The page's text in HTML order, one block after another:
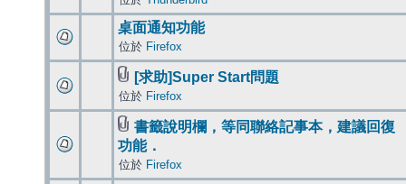
桌面通知功能
位於 Firefox
[求助]Super Start問題
位於 Firefox
書籤說明欄，等同聯絡記事本，建議回復
功能．
位於 Firefox